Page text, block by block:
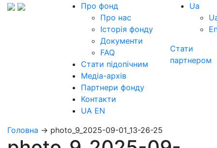
Про фонд
Про нас
Історія фонду
Документи
FAQ
Стати підопічним
Медіа-архів
Партнери фонду
Контакти
UA EN
Ua
Стати
партнером
Головна → photo_9_2025-09-01_13-26-25